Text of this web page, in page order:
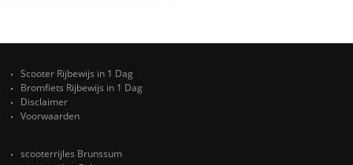
Scooter Rijbewijs in 1 Dag
Bromfiets Rijbewijs in 1 Dag
Disclaimer
Voorwaarden
scooterrijles Brunssum